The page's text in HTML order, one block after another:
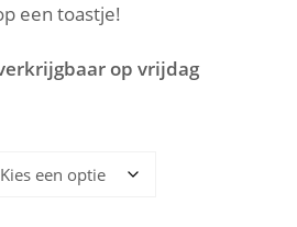
een toastje!
op vrijdag